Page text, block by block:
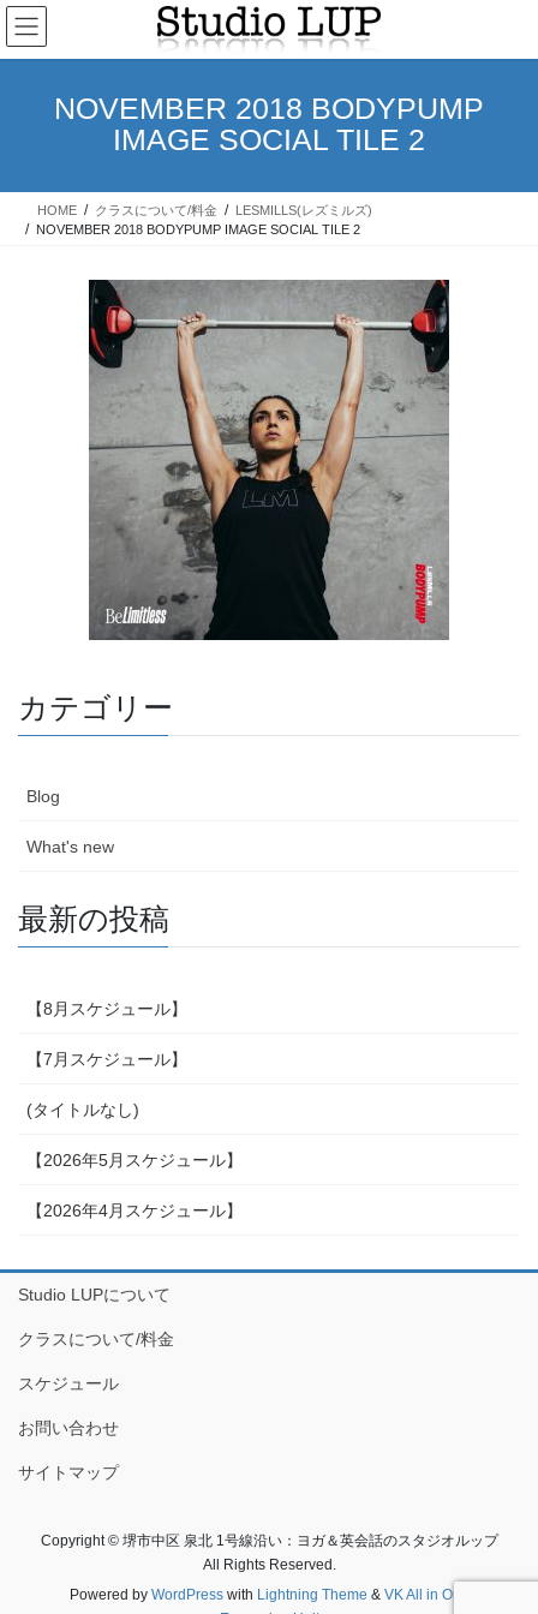
コ
ン
テ
ナ
ビ
ゲ
NOVEMBER 2018 BODYPUMP
IMAGE SOCIAL TILE 2
HOME クラスについて/料金
LESMILLS(レズミルズ)
NOVEMBER 2018 BODYPUMP IMAGE SOCIAL TILE 2
カテゴリー
Blog
What's new
最新の投稿
【8月スケジュール】
【7月スケジュール】
(タイトルなし)
【2026年5月スケジュール】
【2026年4月スケジュール】
Studio LUPについて
クラスについて/料金
スケジュール
お問い合わせ
サイトマップ
Copyright © 堺市中区 泉北 1号線沿い：ヨガ＆英会話のスタジオルップ
All Rights Reserved.
Powered by WordPresswith Lightning Theme & VK All in One